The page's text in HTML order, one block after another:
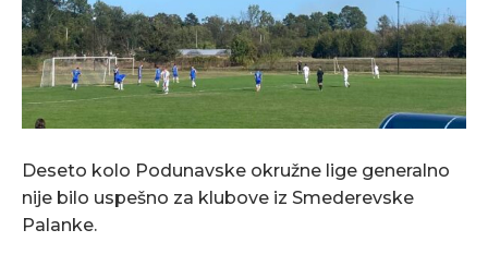
Deseto kolo Podunavske okružne lige generalno
nije bilo uspešno za klubove iz Smederevske
Palanke.